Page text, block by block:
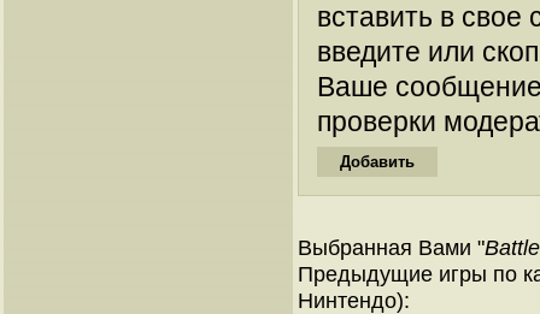
вставить в
введите или
Ваше
проверки
Выбранная Вами "
Предыдущие игры по
Нинтендо):